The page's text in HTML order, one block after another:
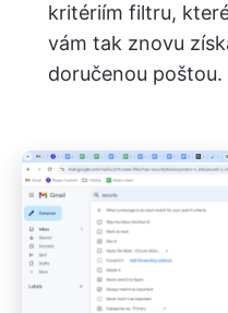
kritériím filtru,
vám tak znovu
doručenou poštou.